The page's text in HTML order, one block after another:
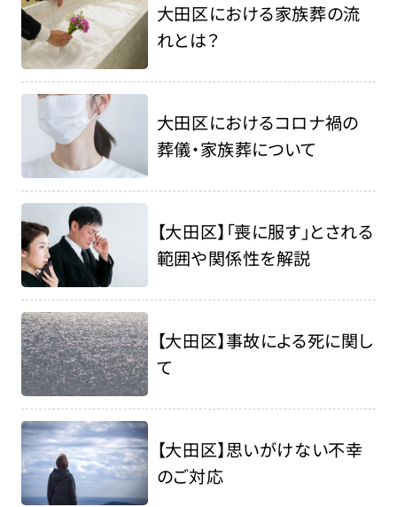
大田区における家族葬の流
れとは？
大田区におけるコロナ禍の
葬儀・家族葬について
【大田区】「喪に服す」とされる
範囲や関係性を解説
【大田区】事故による死に関し
て
【大田区】思いがけない不幸
のご対応